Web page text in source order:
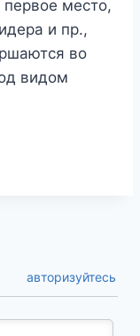
первое место,
и пр.,
во
видом
авторизуйтесь